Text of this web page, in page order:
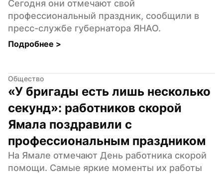
Сегодня они отмечают свой
профессиональный праздник, сообщили в
пресс-службе губернатора ЯНАО.
Подробнее >
Общество
«У бригады есть лишь несколько
секунд»: работников скорой
Ямала поздравили с
профессиональным праздником
На Ямале отмечают День работника скорой
помощи. Самые яркие моменты их работы